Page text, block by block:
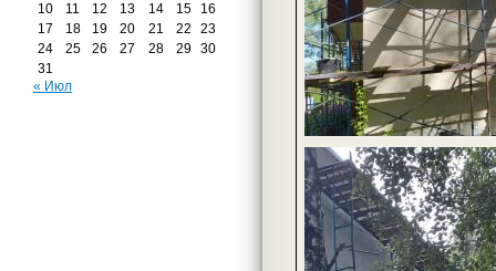
10
11 12 13 14 15
16
17
18 19 20 21 22
23
24
25 26 27 28 29
30
31
« Июл